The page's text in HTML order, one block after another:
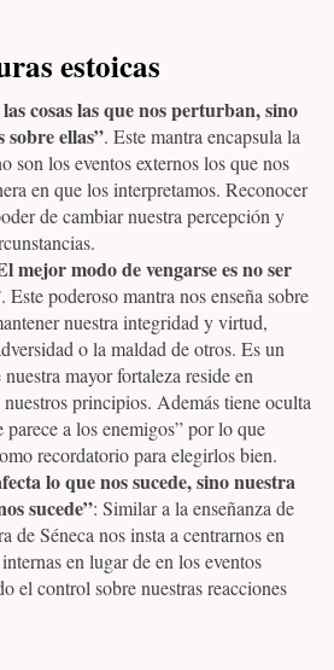
estoicas
cosas las que nos perturban, sino
sobre ellas”. Este mantra encapsula la
son los eventos externos los que nos
en que los interpretamos. Reconocer
de cambiar nuestra percepción y
mejor modo de vengarse es no ser
. Este poderoso mantra nos enseña sobre
nuestra integridad y virtud,
o la maldad de otros. Es un
mayor fortaleza reside en
principios. Además tiene oculta
parece a los enemigos” por lo que
recordatorio para elegirlos bien.
lo que nos sucede, sino nuestra
sucede”: Similar a la enseñanza de
de Séneca nos insta a centrarnos en
en lugar de en los eventos
el control sobre nuestras reacciones